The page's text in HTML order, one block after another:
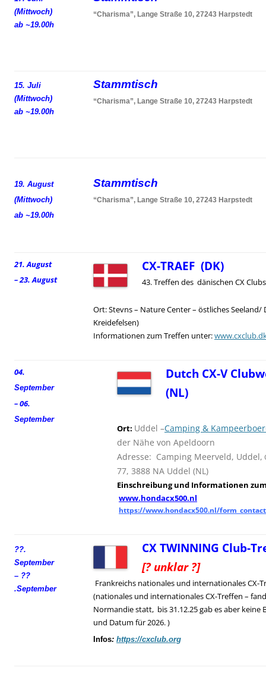
(Mittwoch)
ab ~19.00h
“Charisma”, Lange Straße 10, 27243 Harpstedt
15. Juli
(Mittwoch)
ab ~19.00h
Stammtisch
“Charisma”, Lange Straße 10, 27243 Harpstedt
19. August
(Mittwoch)
ab ~19.00h
Stammtisch
“Charisma”, Lange Straße 10, 27243 Harpstedt
21. August
– 23. August
CX-TRAEF (DK)
43. Treffen des dänischen CX Clubs
Ort: Stevns – Nature Center – östliches Seeland/
Kreidefelsen)
Informationen zum Treffen unter:
04.
September
– 06.
September
Dutch CX-V
(NL)
Ort: Uddel –Camping &
der Nähe von Apeldoorn
Adresse: Camping Meerveld, Uddel,
77, 3888 NA Uddel (NL)
Einschreibung und Informationen
www.hondacx500.nl
https://www.hondacx500.nl/
??.
September
– ??
.September
CX TWINNING Club-
[? unklar ?]
Frankreichs nationales und internationales CX-
(nationales und internationales CX-Treffen –
Normandie statt, bis 31.12.25 gab es aber keine
und Datum für 2026. )
Infos: https://cxclub.org